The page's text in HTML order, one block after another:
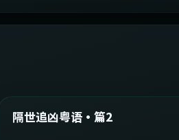
精选
隔世追凶粤语·篇2